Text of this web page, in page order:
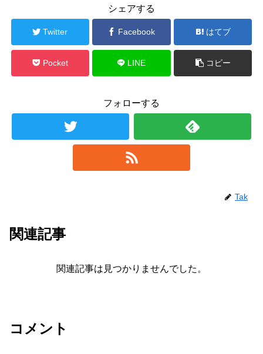
シェアする
Twitter Facebook はてブ
Pocket LINE コピー
フォローする
Tak
関連記事
関連記事は見つかりませんでした。
コメント